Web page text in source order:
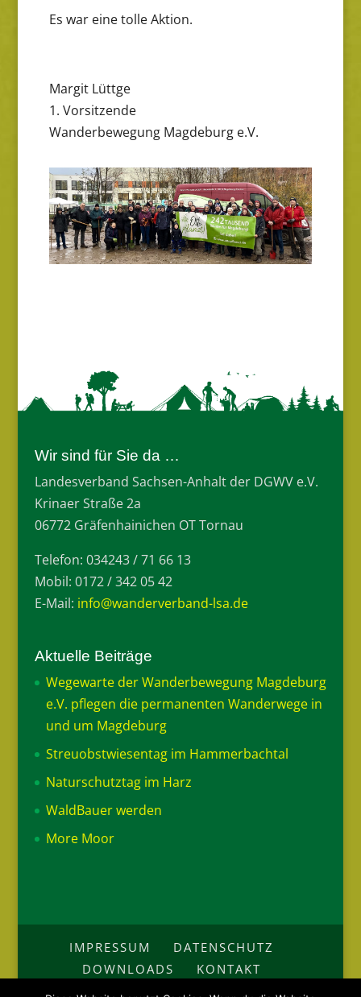
Es war eine tolle Aktion.
Margit Lüttge
1. Vorsitzende
Wanderbewegung Magdeburg e.V.
Wir sind für Sie da …
Landesverband Sachsen-Anhalt der DGWV e.V.
Krinaer Straße 2a
06772 Gräfenhainichen OT Tornau
Telefon: 034243 / 71 66 13
Mobil: 0172 / 342 05 42
E-Mail: info@wanderverband-lsa.de
Aktuelle Beiträge
Wegewarte der Wanderbewegung Magdeburg
e.V. pflegen die permanenten Wanderwege in
und um Magdeburg
Streuobstwiesentag im Hammerbachtal
Naturschutztag im Harz
WaldBauer werden
More Moor
IMPRESSUM
DATENSCHUTZ
DOWNLOADS
KONTAKT